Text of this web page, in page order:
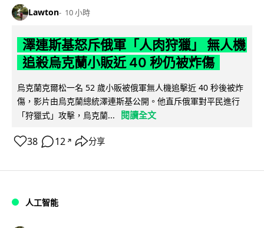
Lawton 10 小時
澤連斯基怒斥俄軍「人肉狩獵」 無人機
追殺烏克蘭小販近 40 秒仍被炸傷
烏克蘭克爾松一名 52 歲小販被俄軍無人機追擊近 40 秒後被炸
傷，影片由烏克蘭總統澤連斯基公開。他直斥俄軍對平民進行
「狩獵式」攻擊，烏克蘭...
閱讀全文
38 12 ↗ 分享
人工智能